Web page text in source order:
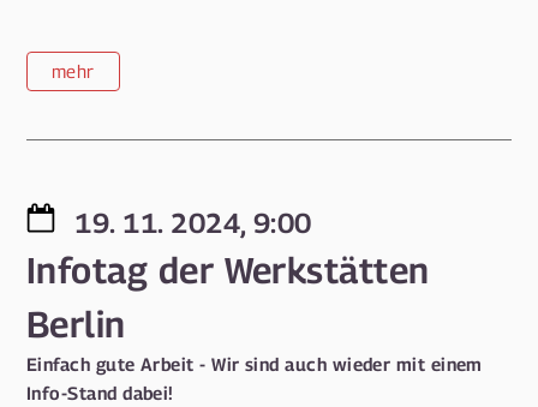
mehr
19. 11. 2024, 9:00
Infotag der Werkstätten
Berlin
Einfach gute Arbeit - Wir sind auch wieder mit einem
Info-Stand dabei!